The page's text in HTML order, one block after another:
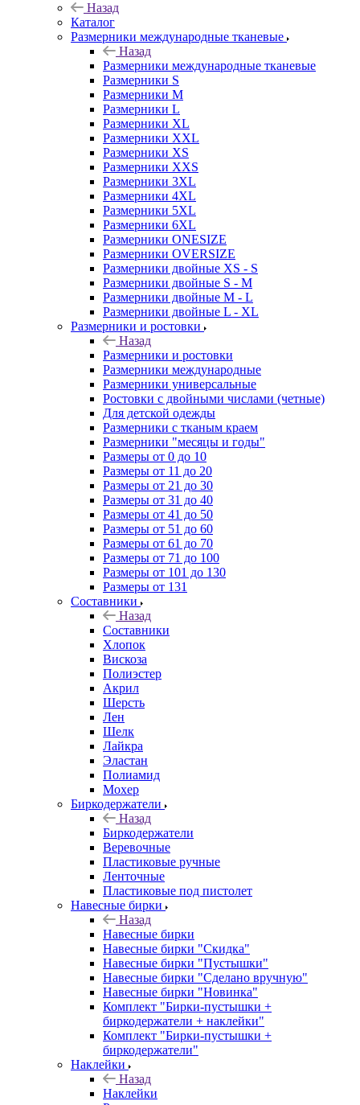
Назад
Каталог
Размерники международные тканевые
Назад
Размерники международные тканевые
Размерники S
Размерники M
Размерники L
Размерники XL
Размерники XXL
Размерники XS
Размерники XXS
Размерники 3XL
Размерники 4XL
Размерники 5XL
Размерники 6XL
Размерники ONESIZE
Размерники OVERSIZE
Размерники двойные XS - S
Размерники двойные S - M
Размерники двойные M - L
Размерники двойные L - XL
Размерники и ростовки
Назад
Размерники и ростовки
Размерники международные
Размерники универсальные
Ростовки с двойными числами (четные)
Для детской одежды
Размерники с тканым краем
Размерники "месяцы и годы"
Размеры от 0 до 10
Размеры от 11 до 20
Размеры от 21 до 30
Размеры от 31 до 40
Размеры от 41 до 50
Размеры от 51 до 60
Размеры от 61 до 70
Размеры от 71 до 100
Размеры от 101 до 130
Размеры от 131
Составники
Назад
Составники
Хлопок
Вискоза
Полиэстер
Акрил
Шерсть
Лен
Шелк
Лайкра
Эластан
Полиамид
Мохер
Биркодержатели
Назад
Биркодержатели
Веревочные
Пластиковые ручные
Ленточные
Пластиковые под пистолет
Навесные бирки
Назад
Навесные бирки
Навесные бирки "Скидка"
Навесные бирки "Пустышки"
Навесные бирки "Сделано вручную"
Навесные бирки "Новинка"
Комплект "Бирки-пустышки +
биркодержатели + наклейки"
Комплект "Бирки-пустышки +
биркодержатели"
Наклейки
Назад
Наклейки